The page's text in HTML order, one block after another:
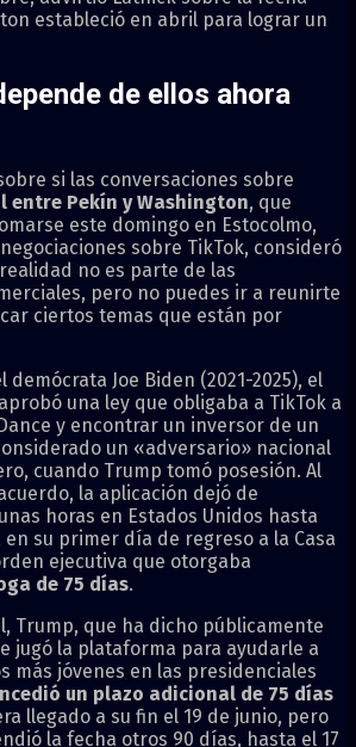
estableció en abril para lograr un
de ellos ahora
si las conversaciones sobre
entre Pekín y Washington, que
este domingo en Estocolmo,
sobre TikTok, consideró
no es parte de las
pero no puedes ir a reunirte
ciertos temas que están por
demócrata Joe Biden (2021-2025), el
una ley que obligaba a TikTok a
y encontrar un inversor de un
un «adversario» nacional
cuando Trump tomó posesión. Al
la aplicación dejó de
horas en Estados Unidos hasta
su primer día de regreso a la Casa
ejecutiva que otorgaba
de 75 días.
Trump, que ha dicho públicamente
jugó la plataforma para ayudarle a
más jóvenes en las presidenciales
un plazo adicional de 75 días
llegado a su fin el 19 de junio, pero
la fecha otros 90 días, hasta el 17